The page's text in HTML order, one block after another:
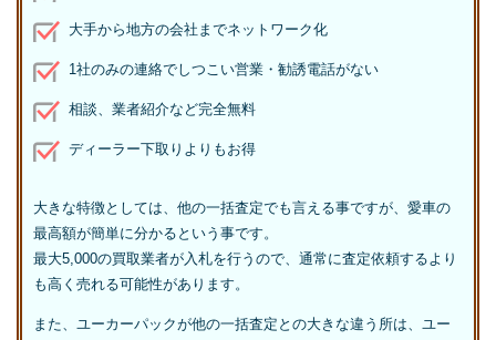
大手から地方の会社までネットワーク化
1社のみの連絡でしつこい営業・勧誘電話がない
相談、業者紹介など完全無料
ディーラー下取りよりもお得
大きな特徴としては、他の一括査定でも言える事ですが、愛車の
最高額が簡単に分かるという事です。
最大5,000の買取業者が入札を行うので、通常に査定依頼するより
も高く売れる可能性があります。
また、ユーカーパックが他の一括査定との大きな違う所は、ユー